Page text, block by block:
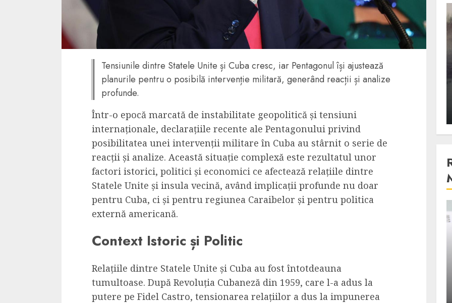
Tensiunile dintre Statele Unite și Cuba cresc, iar Pentagonul își ajustează
planurile pentru o posibilă intervenție militară, generând reacții și analize
profunde.
Într-o epocă marcată de instabilitate geopolitică și tensiuni
internaționale, declarațiile recente ale Pentagonului privind
posibilitatea unei intervenții militare în Cuba au stârnit o serie de
reacții și analize. Această situație complexă este rezultatul unor
factori istorici, politici și economici ce afectează relațiile dintre
Statele Unite și insula vecină, având implicații profunde nu doar
pentru Cuba, ci și pentru regiunea Caraibelor și pentru politica
externă americană.
Context Istoric și Politic
Relațiile dintre Statele Unite și Cuba au fost întotdeauna
tumultoase. După Revoluția Cubaneză din 1959, care l-a adus la
putere pe Fidel Castro, tensionarea relațiilor a dus la impunerea
Razboiul din Gaza, scanteia
fatala pentru Orientul
Mijlociu?
ALEXANDRU S. NOVEMBER 1, 2023
3 min read
Lumina ar putea contribui
si ea la evaporarea apei in
ALEXANDRU S. DECEMBER 27, 2023
3 min read
Dungeons & Dragons:
Onoare printre hoti, un
film ca un joc care te
cucereste de la primele
cadre
reusit sa se ridice la
nivelul asteptarilor
publicului si criticilor